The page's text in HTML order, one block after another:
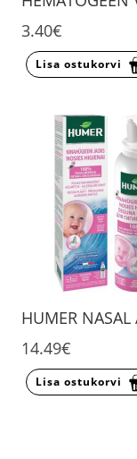
3.40€
Lisa ostukorvi
HUMER NASAL
14.49€
Lisa ostukorvi